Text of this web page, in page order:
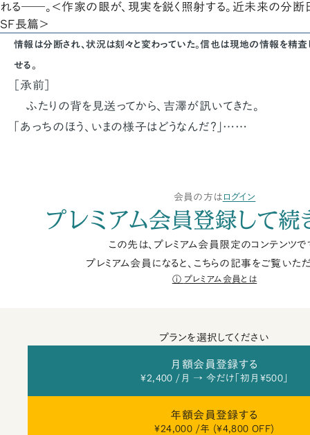
れる――。＜作家の眼が、現実を鋭く照射する。近未来の分断日
SF長篇＞
情報は分断され、状況は刻々と変わっていた。信也は現地の情報を精査
せる。
［承前］
ふたりの背を見送ってから、吉澤が訊いてきた。
「あっちのほう、いまの様子はどうなんだ？」……
会員の方は ログイン
プレミアム会員登録して続
この先は、プレミアム会員限定のコンテンツで
プレミアム会員になると、こちらの記事をご覧いただ
プレミアム会員とは
プランを選択してください
月額会員登録する
¥2,400 /月 → 今だけ「初月¥500」
年額会員登録する
¥24,000 /年 (¥4,800 OFF)